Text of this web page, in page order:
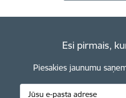
Esi pirmais,
Piesakies jaunumu